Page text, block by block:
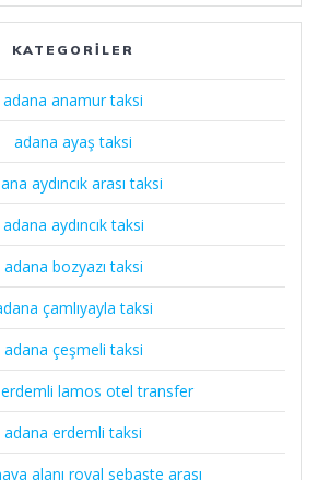
KATEGORILER
adana anamur taksi
adana ayaş taksi
aydıncık arası taksi
adana aydıncık taksi
adana bozyazı taksi
çamlıyayla taksi
adana çeşmeli taksi
lamos otel transfer
adana erdemli taksi
alanı royal sebaste arası